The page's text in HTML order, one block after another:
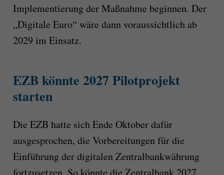
Implementierung der Maßnahme beginnen. Der
„Digitale Euro“ wäre dann voraussichtlich ab
2029 im Einsatz.
EZB könnte 2027 Pilotprojekt
starten
Die EZB hatte sich Ende Oktober dafür
ausgesprochen, die Vorbereitungen für die
Einführung der digitalen Zentralbankwährung
fortzusetzen. So könnte die Zentralbank 2027